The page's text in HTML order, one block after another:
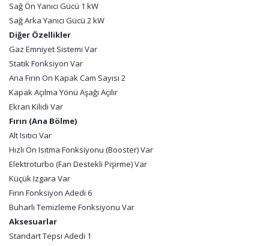
Sağ Ön Yanıcı Gücü 1 kW
Sağ Arka Yanıcı Gücü 2 kW
Diğer Özellikler
Gaz Emniyet Sistemi Var
Statik Fonksiyon Var
Ana Fırın Ön Kapak Cam Sayısı 2
Kapak Açılma Yönü Aşağı Açılır
Ekran Kilidi Var
Fırın (Ana Bölme)
Alt Isıtıcı Var
Hızlı Ön Isıtma Fonksiyonu (Booster) Var
Elektroturbo (Fan Destekli Pişirme) Var
Küçük Izgara Var
Fırın Fonksiyon Adedi 6
Buharlı Temizleme Fonksiyonu Var
Aksesuarlar
Standart Tepsi Adedi 1